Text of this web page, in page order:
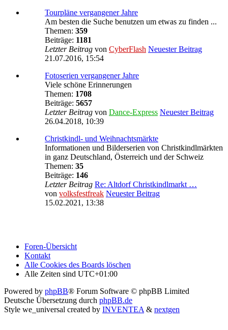
Tourpläne vergangener Jahre
Am besten die Suche benutzen um etwas zu finden ...
Themen: 359
Beiträge: 1181
Letzter Beitrag von CyberFlash Neuester Beitrag
21.07.2016, 15:54
Fotoserien vergangener Jahre
Viele schöne Erinnerungen
Themen: 1708
Beiträge: 5657
Letzter Beitrag von Dance-Express Neuester Beitrag
26.04.2018, 10:39
Christkindl- und Weihnachtsmärkte
Informationen und Bilderserien von Christkindlmärkten
in ganz Deutschland, Österreich und der Schweiz
Themen: 35
Beiträge: 146
Letzter Beitrag Re: Altdorf Christkindlmarkt …
von volksfestfreak Neuester Beitrag
15.02.2021, 13:38
Foren-Übersicht
Kontakt
Alle Cookies des Boards löschen
Alle Zeiten sind UTC+01:00
Powered by phpBB® Forum Software © phpBB Limited
Deutsche Übersetzung durch phpBB.de
Style we_universal created by INVENTEA & nextgen